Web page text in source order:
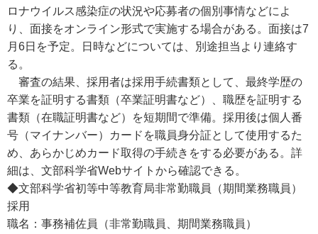
ロナウイルス感染症の状況や応募者の個別事情などによ
り、面接をオンライン形式で実施する場合がある。面接は7
月6日を予定。日時などについては、別途担当より連絡す
る。
審査の結果、採用者は採用手続書類として、最終学歴の
卒業を証明する書類（卒業証明書など）、職歴を証明する
書類（在職証明書など）を短期間で準備。採用後は個人番
号（マイナンバー）カードを職員身分証として使用するた
め、あらかじめカード取得の手続きをする必要がある。詳
細は、文部科学省Webサイトから確認できる。
◆文部科学省初等中等教育局非常勤職員（期間業務職員）
採用
職名：事務補佐員（非常勤職員、期間業務職員）